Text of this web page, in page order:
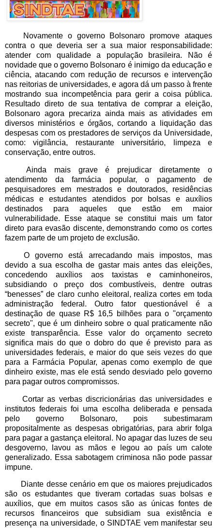
Novamente o governo Bolsonaro promove ataques
contra o que deveria ser a sua maior responsabilidade:
atender com qualidade a população brasileira. Não é
novidade que o governo Bolsonaro é inimigo da educação e
ciência, atacando com redução de recursos e intervenção
nas reitorias de universidades, e agora dá um passo à frente
mostrando sua incompetência para gerir a coisa pública.
Resultado direto de sua tentativa de comprar a eleição,
Bolsonaro agora precariza ainda mais as atividades em
diversos ministérios e órgãos, cortando a liquidação das
despesas com os prestadores de serviços da Universidade,
como: vigilância, restaurante universitário, limpeza e
conservação, entre outros.
Ainda mais grave é prejudicar diretamente o
atendimento da farmácia popular, o pagamento de
pesquisadores em mestrados e doutorados, residências
médicas e estudantes atendidos por bolsas e auxílios
destinados para aqueles que estão em maior
vulnerabilidade. Esse ataque se constitui mais um fator
direto para evasão discente, demonstrando como os cortes
fazem parte de um projeto de exclusão.
O governo está arrecadando mais impostos, mas
devido a sua escolha de gastar mais antes das eleições,
concedendo auxílios aos taxistas e caminhoneiros,
subsidiando o preço dos combustíveis, dentre outras
“benesses” de claro cunho eleitoral, realiza cortes em toda
administração federal. Outro fator questionável é a
destinação de quase R$ 16,5 bilhões para o "orçamento
secreto", que é um dinheiro sobre o qual praticamente não
existe transparência. Esse valor do orçamento secreto
significa mais do que o dobro do que é previsto para as
universidades federais, e maior do que seis vezes do que
para a Farmácia Popular, apenas como exemplo de que
dinheiro existe, mas ele está sendo desviado pelo governo
para pagar outros compromissos.
Cortar as verbas discricionárias das universidades e
institutos federais foi uma escolha deliberada e pensada
pelo governo Bolsonaro, pois subestimaram
propositalmente as despesas obrigatórias, para abrir folga
para pagar a gastança eleitoral. No apagar das luzes de seu
desgoverno, lavou as mãos e legou ao país um calote
generalizado. Essa sabotagem criminosa não pode passar
impune.
Diante desse cenário em que os maiores prejudicados
são os estudantes que tiveram cortadas suas bolsas e
auxílios, que em muitos casos são as únicas fontes de
recursos financeiros que subsidiam sua existência e
presença na universidade, o SINDTAE vem manifestar seu